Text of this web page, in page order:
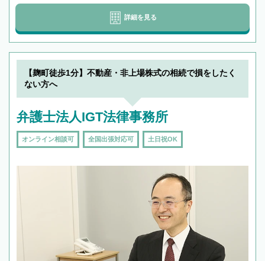
詳細を見る
【麹町徒歩1分】不動産・非上場株式の相続で損をしたく
ない方へ
弁護士法人IGT法律事務所
オンライン相談可 全国出張対応可 土日祝OK